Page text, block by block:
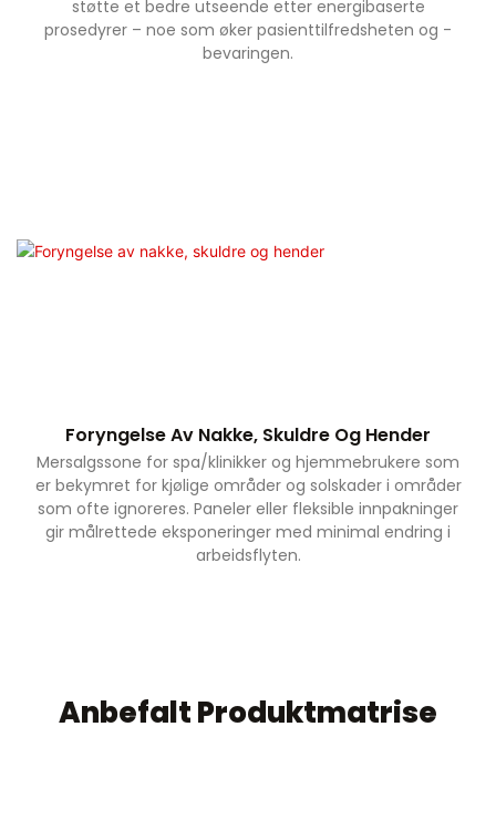
støtte et bedre utseende etter energibaserte
prosedyrer – noe som øker pasienttilfredsheten og -
bevaringen.
Foryngelse Av Nakke, Skuldre Og Hender
Mersalgssone for spa/klinikker og hjemmebrukere som
er bekymret for kjølige områder og solskader i områder
som ofte ignoreres. Paneler eller fleksible innpakninger
gir målrettede eksponeringer med minimal endring i
arbeidsflyten.
Anbefalt Produktmatrise